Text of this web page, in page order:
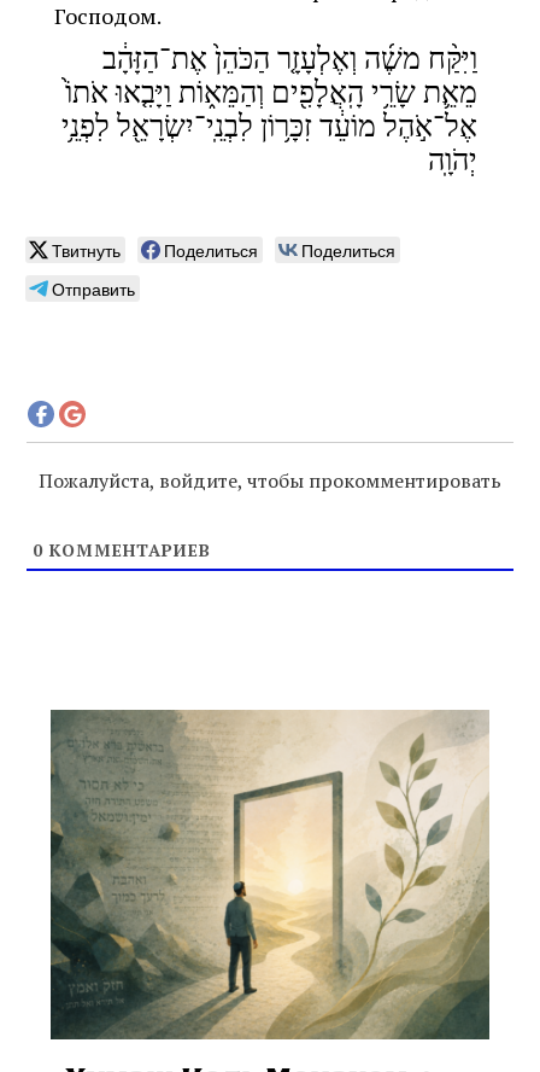
Господом.
וַיִּקַּ֨ח משֶׁ֜ה וְאֶלְעָזָ֤ר הַכֹּהֵן֙ אֶת־הַזָּהָ֔ב
מֵאֵ֛ת שָׂרֵ֥י הָֽאֲלָפִ֖ים וְהַמֵּא֑וֹת וַיָּבִ֤אוּ אֹתוֹ֙
אֶל־אֹ֣הֶל מוֹעֵ֔ד זִכָּר֥וֹן לִבְנֵֽי־יִשְׂרָאֵ֖ל לִפְנֵ֥י
יְהֹוָֽה
Твитнуть Поделиться
Поделиться
Отправить
Пожалуйста, войдите, чтобы прокомментировать
0 КОММЕНТАРИЕВ